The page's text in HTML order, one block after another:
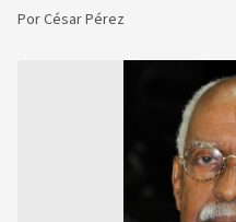
PorCésar Pérez